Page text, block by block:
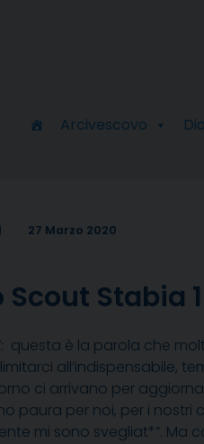
Arcivescovo
27 Marzo 2020
Stabia
questa è la parola che
all’indispensabile,
ci arrivano per
paura per noi, per i nostri
mi sono svegliat*”. Ma